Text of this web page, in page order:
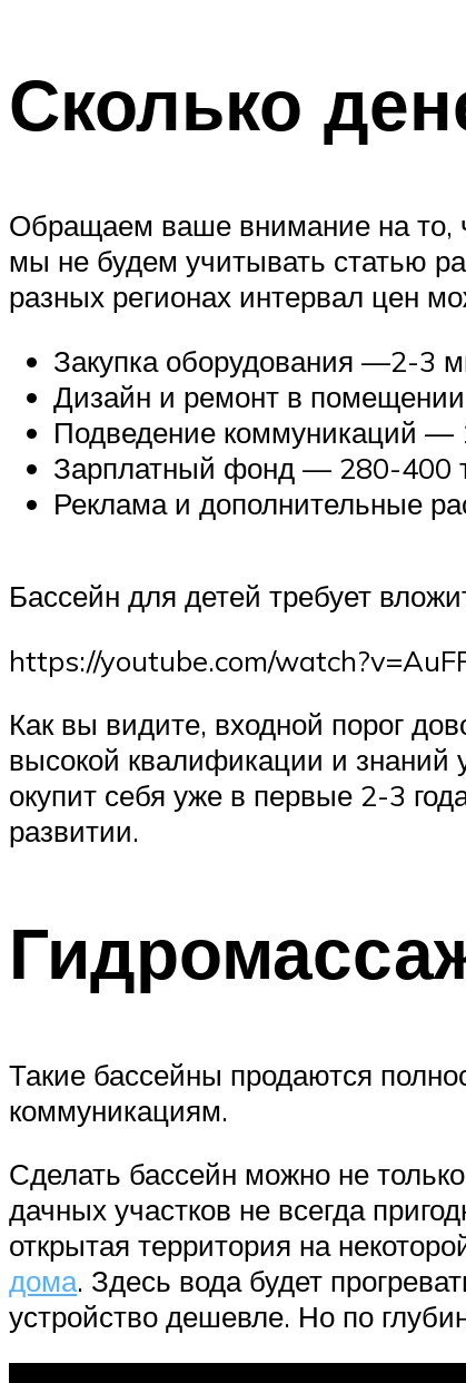
МЕНЮ
Сколько
Обращаем ваше внимание на то,
мы не будем учитывать статью
разных регионах интервал цен
Закупка оборудования —2-3
Дизайн и ремонт в
Подведение коммуникаций —
Зарплатный фонд — 280-400
Реклама и дополнительные
Бассейн для детей требует
https://youtube.com/
Как вы видите, входной порог
высокой квалификации и знаний
окупит себя уже в первые 2-3
развитии.
Такие бассейны продаются
коммуникациям.
Сделать бассейн можно не
дачных участков не всегда
открытая территория на
дома. Здесь вода будет
устройство дешевле. Но по